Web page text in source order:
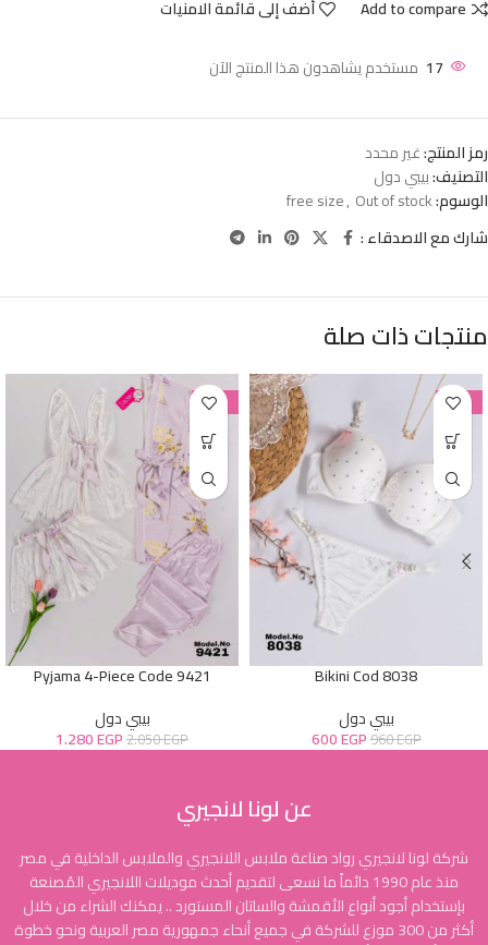
Add to compare
أضف إلى قائمة الامنيات
17 مستخدم يشاهدون هذا المنتج الآن
رمز المنتج:غير محدد
التصنيف:بيبي دول
الوسوم:
free size, Out of stock
شارك مع الاصدقاء :
منتجات ذات صلة
-38%
Bikini Cod 8038
بيبي دول
960EGP
600EGP
-38%
Pyjama 4-Piece Code 9421
بيبي دول
2.050EGP
1.280EGP
عن لونا لانجيري
شركة لونا لانجيري رواد صناعة ملابس اللانجيري والملابس الداخلية في مصر
منذ عام 1990 دائماً ما نسعى لتقديم أحدث موديلات اللانجيري المُصنعة
بإستخدام أجود أنواع الأقمشة والساتان المستورد .. يمكنك الشراء من خلال
أكثر من 300 موزع للشركة في جميع أنحاء جمهورية مصر العربية ونحو خطوة